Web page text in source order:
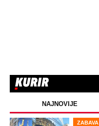
NAJNOVIJE
ZABAVA